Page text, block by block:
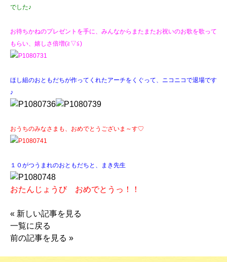
でした♪
お待ちかねのプレゼントを手に、みんなからまたまたお祝いのお歌を歌って
もらい、嬉しさ倍増(≧▽≦)
ほし組のおともだちが作ってくれたアーチをくぐって、ニコニコで退場です
♪
おうちのみなさまも、おめでとうございま～す♡
１０がつうまれのおともだちと、まき先生
おたんじょうび おめでとうっ！！
« 新しい記事を見る
一覧に戻る
前の記事を見る »